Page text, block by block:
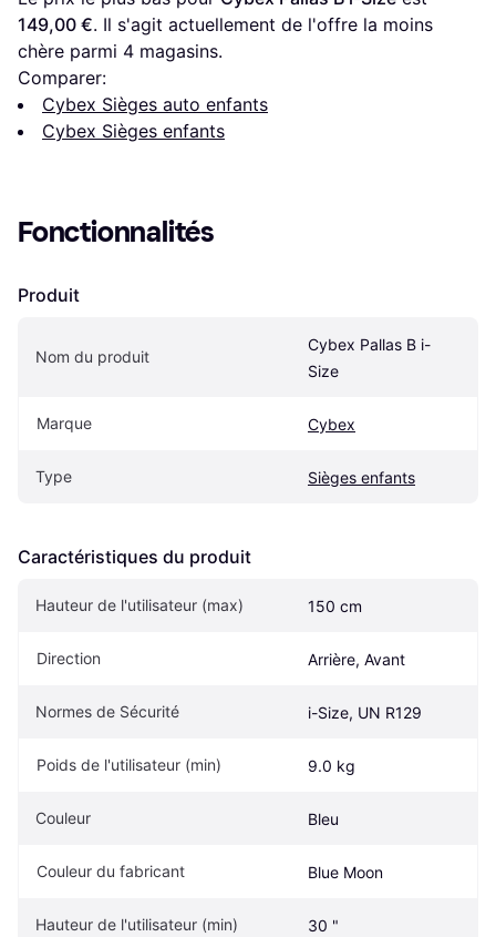
149,00 €. Il s'agit actuellement de l'offre la moins
chère parmi 4 magasins.
Comparer:
Cybex Sièges auto enfants
Cybex Sièges enfants
Fonctionnalités
Produit
Nom du produit
Cybex Pallas B i-
Size
Marque Cybex
Type Sièges enfants
Caractéristiques du produit
Hauteur de l'utilisateur (max) 150 cm
Direction Arrière, Avant
Normes de Sécurité i-Size, UN R129
Poids de l'utilisateur (min) 9.0 kg
Couleur Bleu
Couleur du fabricant Blue Moon
Hauteur de l'utilisateur (min) 30 "